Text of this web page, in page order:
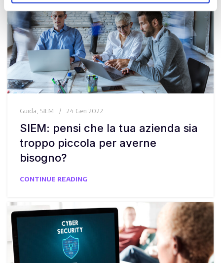
Guida SIEM 24 Gen 2022
SIEM: pensi che la tua azienda sia
troppo piccola per averne
bisogno?
CONTINUE READING